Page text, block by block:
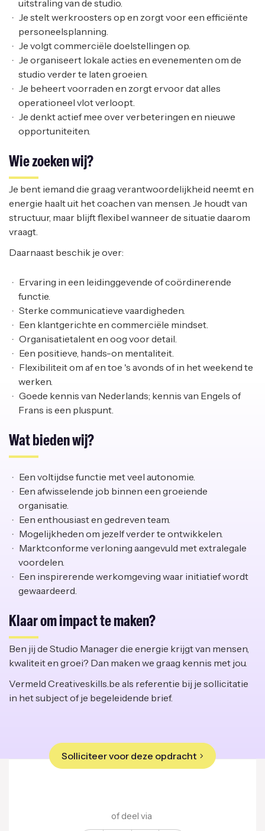
uitstraling van de studio.
Je stelt werkroosters op en zorgt voor een efficiënte
personeelsplanning.
Je volgt commerciële doelstellingen op.
Je organiseert lokale acties en evenementen om de
studio verder te laten groeien.
Je beheert voorraden en zorgt ervoor dat alles
operationeel vlot verloopt.
Je denkt actief mee over verbeteringen en nieuwe
opportuniteiten.
Wie zoeken wij?
Je bent iemand die graag verantwoordelijkheid neemt en
energie haalt uit het coachen van mensen. Je houdt van
structuur, maar blijft flexibel wanneer de situatie daarom
vraagt.
Daarnaast beschik je over:
Ervaring in een leidinggevende of coördinerende
functie.
Sterke communicatieve vaardigheden.
Een klantgerichte en commerciële mindset.
Organisatietalent en oog voor detail.
Een positieve, hands-on mentaliteit.
Flexibiliteit om af en toe 's avonds of in het weekend te
werken.
Goede kennis van Nederlands; kennis van Engels of
Frans is een pluspunt.
Wat bieden wij?
Een voltijdse functie met veel autonomie.
Een afwisselende job binnen een groeiende
organisatie.
Een enthousiast en gedreven team.
Mogelijkheden om jezelf verder te ontwikkelen.
Marktconforme verloning aangevuld met extralegale
voordelen.
Een inspirerende werkomgeving waar initiatief wordt
gewaardeerd.
Klaar om impact te maken?
Ben jij de Studio Manager die energie krijgt van mensen,
kwaliteit en groei? Dan maken we graag kennis met jou.
Vermeld Creativeskills.be als referentie bij je sollicitatie
in het subject of je begeleidende brief.
of deel via